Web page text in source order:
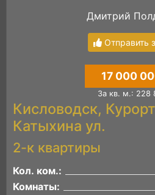
Дмитрий
Отправить
17 000
За кв. м.: 228
Кисловодск,
Катыхина ул.
2-к квартиры
Кол. ком.:
Комнаты: